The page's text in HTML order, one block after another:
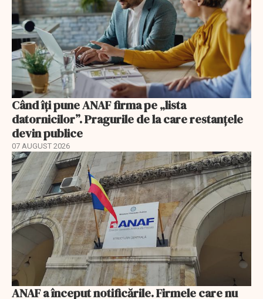
Când îți pune ANAF firma pe „lista
datornicilor”. Pragurile de la care restanțele
devin publice
07 AUGUST 2026
ANAF a început notificările. Firmele care nu